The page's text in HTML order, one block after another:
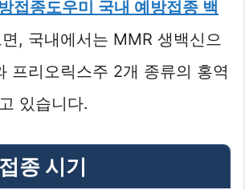
접종도우미 국내 예방접종 백
, 국내에서는 MMR 생백신으
프리오릭스주 2개 종류의 홍역
있습니다.
종 시기